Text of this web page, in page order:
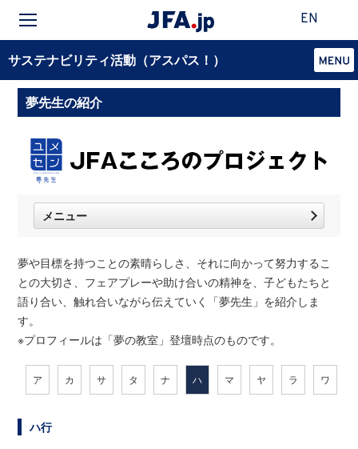
EN
サステナビリティ活動（アスパス！）
夢先生の紹介
メニュー
夢や目標を持つことの素晴らしさ、それに向かって努力するこ
との大切さ、フェアプレーや助け合いの精神を、子どもたちと
語り合い、触れ合いながら伝えていく「夢先生」を紹介しま
す。
※プロフィールは「夢の教室」登壇時点のものです。
ア カ サ タ ナ ハ マ ヤ ラ ワ
ハ行